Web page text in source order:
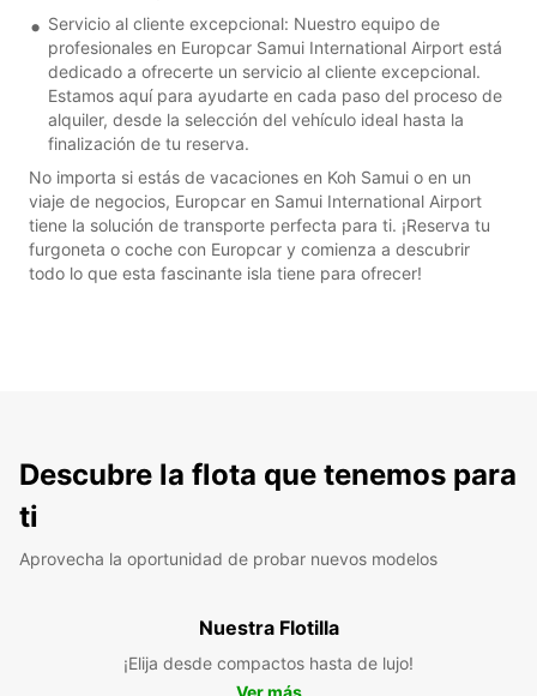
Servicio al cliente excepcional: Nuestro equipo de
profesionales en Europcar Samui International Airport está
dedicado a ofrecerte un servicio al cliente excepcional.
Estamos aquí para ayudarte en cada paso del proceso de
alquiler, desde la selección del vehículo ideal hasta la
finalización de tu reserva.
No importa si estás de vacaciones en Koh Samui o en un
viaje de negocios, Europcar en Samui International Airport
tiene la solución de transporte perfecta para ti. ¡Reserva tu
furgoneta o coche con Europcar y comienza a descubrir
todo lo que esta fascinante isla tiene para ofrecer!
Descubre la flota que tenemos para
ti
Aprovecha la oportunidad de probar nuevos modelos
Nuestra Flotilla
¡Elija desde compactos hasta de lujo!
Ver más